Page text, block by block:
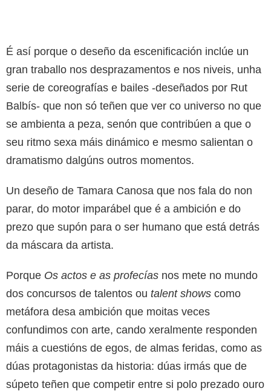
É así porque o deseño da escenificación inclúe un
gran traballo nos desprazamentos e nos niveis, unha
serie de coreografías e bailes -deseñados por Rut
Balbís- que non só teñen que ver co universo no que
se ambienta a peza, senón que contribúen a que o
seu ritmo sexa máis dinámico e mesmo salientan o
dramatismo dalgúns outros momentos.
Un deseño de Tamara Canosa que nos fala do non
parar, do motor imparábel que é a ambición e do
prezo que supón para o ser humano que está detrás
da máscara da artista.
Porque Os actos e as profecías nos mete no mundo
dos concursos de talentos ou talent shows como
metáfora desa ambición que moitas veces
confundimos con arte, cando xeralmente responden
máis a cuestións de egos, de almas feridas, como as
dúas protagonistas da historia: dúas irmás que de
súpeto teñen que competir entre si polo prezado ouro